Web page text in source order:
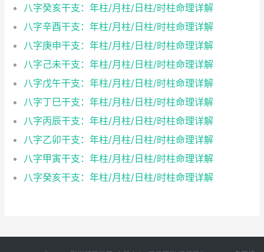
八字癸亥干支：年柱/月柱/日柱/时柱命理详解
八字辛酉干支：年柱/月柱/日柱/时柱命理详解
八字庚申干支：年柱/月柱/日柱/时柱命理详解
八字己未干支：年柱/月柱/日柱/时柱命理详解
八字戊午干支：年柱/月柱/日柱/时柱命理详解
八字丁巳干支：年柱/月柱/日柱/时柱命理详解
八字丙辰干支：年柱/月柱/日柱/时柱命理详解
八字乙卯干支：年柱/月柱/日柱/时柱命理详解
八字甲寅干支：年柱/月柱/日柱/时柱命理详解
八字癸亥干支：年柱/月柱/日柱/时柱命理详解